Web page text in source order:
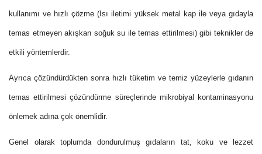
kullanımı ve hızlı çözme (Isı iletimi yüksek metal kap ile veya gıdayla
temas etmeyen akışkan soğuk su ile temas ettirilmesi) gibi teknikler de
etkili yöntemlerdir.
Ayrıca çözündürdükten sonra hızlı tüketim ve temiz yüzeylerle gıdanın
temas ettirilmesi çözündürme süreçlerinde mikrobiyal kontaminasyonu
önlemek adına çok önemlidir.
Genel olarak toplumda dondurulmuş gıdaların tat, koku ve lezzet